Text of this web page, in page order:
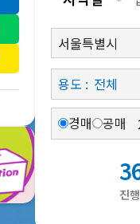
용도 :
경매 공매
진